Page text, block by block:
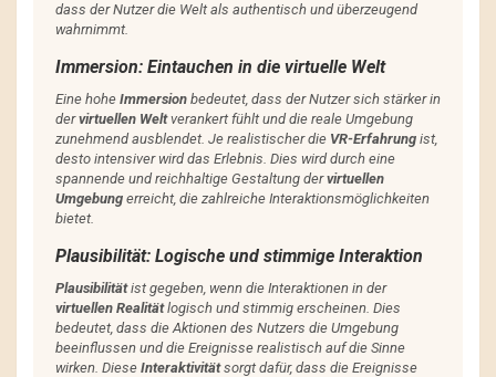
dass der Nutzer die Welt als authentisch und überzeugend
wahrnimmt.
Immersion: Eintauchen in die virtuelle Welt
Eine hohe Immersion bedeutet, dass der Nutzer sich stärker in
dervirtuellen Weltverankert fühlt und die reale Umgebung
zunehmend ausblendet. Je realistischer die VR-Erfahrung ist,
desto intensiver wird das Erlebnis. Dies wird durch eine
spannende und reichhaltige Gestaltung dervirtuellen
Umgebung erreicht, die zahlreiche Interaktionsmöglichkeiten
bietet.
Plausibilität: Logische und stimmige Interaktion
Plausibilitätist gegeben, wenn die Interaktionen in der
virtuellen Realitätlogisch und stimmig erscheinen. Dies
bedeutet, dass die Aktionen des Nutzers die Umgebung
beeinflussen und die Ereignisse realistisch auf die Sinne
wirken. Diese Interaktivitätsorgt dafür, dass die Ereignisse